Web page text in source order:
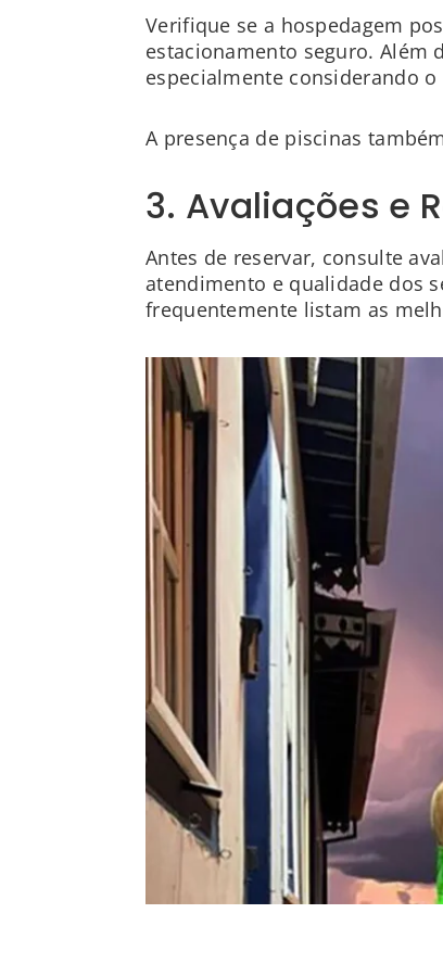
Verifique se a hospedagem
estacionamento seguro. Além
especialmente considerando
A presença de piscinas
3. Avaliações e
Antes de reservar, consulte
atendimento e qualidade dos
frequentemente listam as